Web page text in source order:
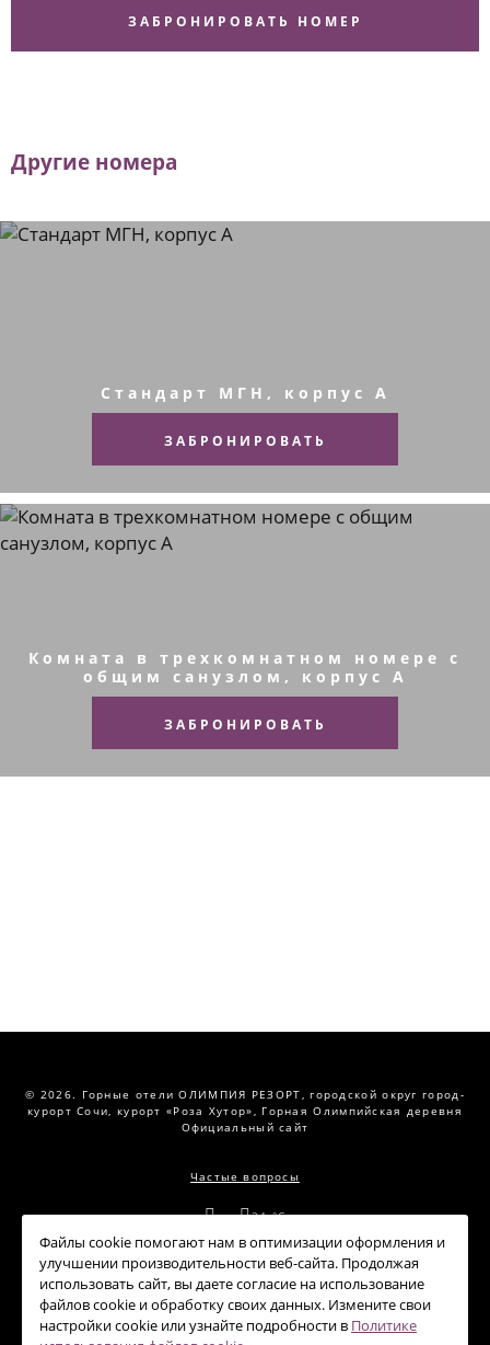
Файлы cookie помогают нам в оптимизации оформления и
улучшении производительности веб-сайта. Продолжая
использовать сайт, вы даете согласие на использование
файлов cookie и обработку своих данных. Измените свои
настройки cookie или узнайте подробности в Политике
ЗАБРОНИРОВАТЬ НОМЕР
Другие номера
Стандарт МГН, корпус A
ЗАБРОНИРОВАТЬ
Комната в трехкомнатном номере с
общим санузлом, корпус A
ЗАБРОНИРОВАТЬ
© 2026. Горные отели ОЛИМПИЯ РЕЗОРТ,городской округ город-
курорт Сочи, курорт «Роза Хутор», Горная Олимпийская деревня
Официальный сайт
Частые вопросы
--:-- 24 °C
Правовая информация
Политика обработки персональных данных
Политика использования файлов cookie